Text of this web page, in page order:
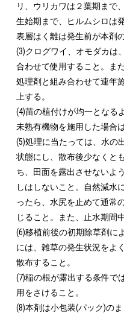
リ、ウリカワは２葉期まで
生始期まで、ヒルムシロは
表層はく離は発生前が本剤
(3)クログワイ、オモダカは
合わせて使用すること。ま
処理剤と組み合わせて連年
上する。
(4)苗の植付けが均一となる
未熟有機物を施用した場合
(5)処理に当たっては、水の
状態にし、散布後少なくと
ち、田面を露出させないよ
しはしないこと。自然減水
ったら、水尻を止めて通常
じること。また、止水期間
(6)移植前後の初期除草剤に
には、雑草の発生状況をよ
散布すること。
(7)稲の根が露出する条件で
用をさけること。
(8)本剤は小包装(パック)の